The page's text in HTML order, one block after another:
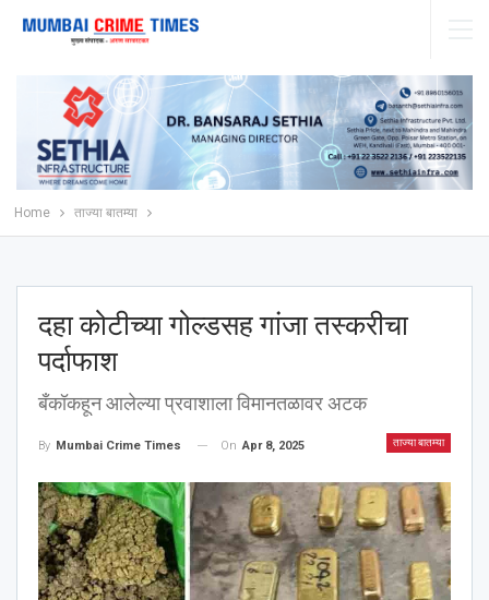
Home ताज्या बातम्या
दहा कोटीच्या गोल्डसह गांजा तस्करीचा
पर्दाफाश
बँकॉकहून आलेल्या प्रवाशाला विमानतळावर अटक
ताज्या बातम्या
By Mumbai Crime Times On Apr 8, 2025